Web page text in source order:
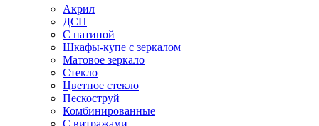
Акрил
ДСП
С патиной
Шкафы-купе с зеркалом
Матовое зеркало
Стекло
Цветное стекло
Пескоструй
Комбинированные
С витражами